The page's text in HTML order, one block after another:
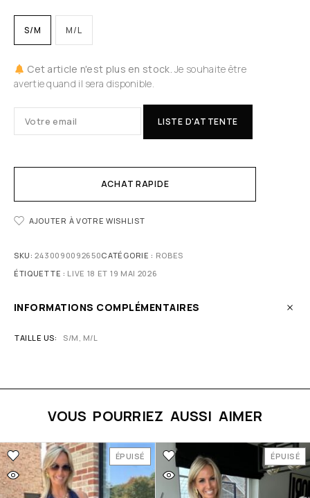
S/M M/L
Cet article n'est plus en stock. Je souhaite être
avertie quand il sera disponible.
LISTE D'ATTENTE
ACHAT RAPIDE
AJOUTER À VOTRE WISHLIST
SKU:2430090092650CATÉGORIE : ROBES
ÉTIQUETTE : LIVE 18 ET 19 MAI 2026
INFORMATIONS COMPLÉMENTAIRES
TAILLE US S/M, M/L
VOUS POURRIEZ AUSSI AIMER
ÉPUISÉ ÉPUISÉ